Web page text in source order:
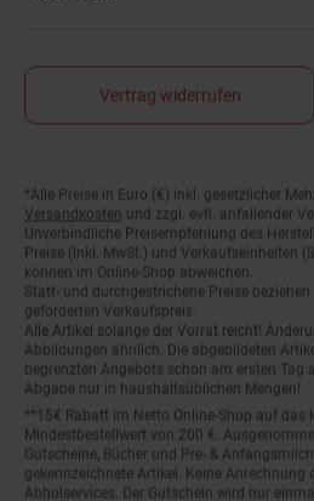
Vertrag widerrufen
Fußnoten
*Alle Preise in Euro (€) inkl. gesetzlicher
Versandkosten und zzgl. evtl. anfallender
Unverbindliche Preisempfehlung des
Preise (inkl. MwSt.) und Verkaufseinheiten
können im Online-Shop abweichen.
Statt- und durchgestrichene Preise
geforderten Verkaufspreis.
Alle Artikel solange der Vorrat reicht!
Abbildungen ähnlich. Die abgebildeten
begrenzten Angebots schon am ersten Tag
Abgabe nur in haushaltsüblichen Mengen!
**15€ Rabatt im Netto Online-Shop auf das
Mindestbestellwert von 200 €.
Gutscheine, Bücher und Pre- &
gekennzeichnete Artikel. Keine Anrechnung
Abholservices. Der Gutschein wird nur